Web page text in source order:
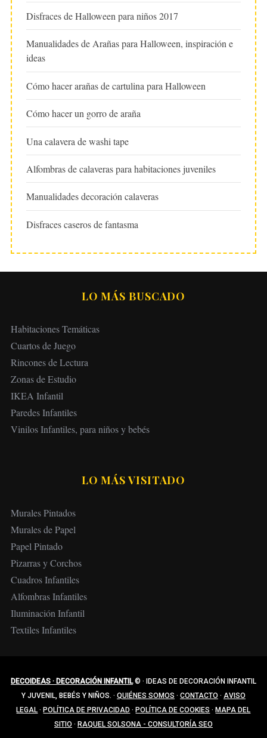
Disfraces de Halloween para niños 2017
Manualidades de Arañas para Halloween, inspiración e
ideas
Cómo hacer arañas de cartulina para Halloween
Cómo hacer un gorro de araña
Una calavera de washi tape
Alfombras de calaveras para habitaciones juveniles
Manualidades decoración calaveras
Disfraces caseros de fantasma
LO MÁS BUSCADO
Habitaciones Temáticas
Cuartos de Juego
Rincones de Lectura
Zonas de Estudio
IKEA Infantil
Paredes Infantiles
Vinilos Infantiles, para niños y bebés
LO MÁS VISITADO
Murales Pintados
Murales de Papel
Papel Pintado
Pizarras y Corchos
Cuadros Infantiles
Alfombras Infantiles
Iluminación Infantil
Textiles Infantiles
DECOIDEAS · DECORACIÓN INFANTIL© ·
IDEAS DE DECORACIÓN INFANTIL
Y JUVENIL, BEBÉS Y NIÑOS. · QUIÉNES SOMOS · CONTACTO · AVISO
LEGAL · POLÍTICA DE PRIVACIDAD · POLÍTICA DE COOKIES · MAPA DEL
SITIO · RAQUEL SOLSONA - CONSULTORÍA SEO